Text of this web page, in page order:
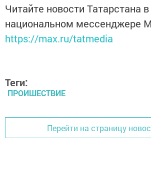
Читайте новости Татарстана в
национальном мессенджере
https://max.ru/tatmedia
Теги:
ПРОИШЕСТВИЕ
Перейти на страницу